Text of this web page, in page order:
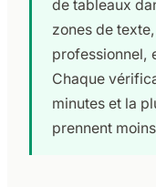
de tableaux
zones de
professionnel,
Chaque
minutes et la
prennent